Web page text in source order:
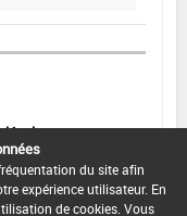
du site afin
expérience utilisateur. En
de cookies. Vous